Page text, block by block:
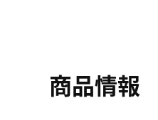
商品情報